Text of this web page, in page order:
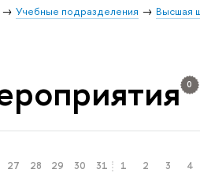
Учебные подразделения
Высшая
0
27 28 29 30 31 1 2 3 4